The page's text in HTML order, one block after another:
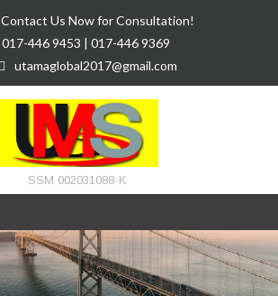
Contact Us Now for Consultation!
017-446 9453 | 017-446 9369
utamaglobal2017@gmail.com
SSM 002031088-K